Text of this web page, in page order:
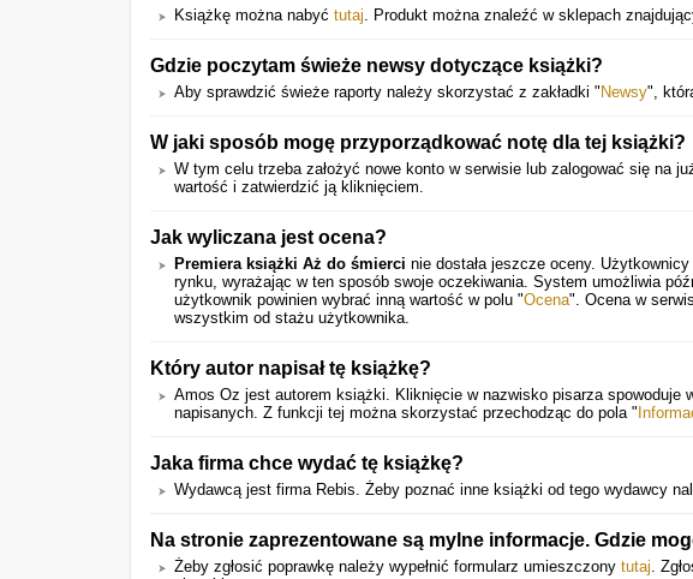
Książkę można nabyć tutaj. Produkt można znaleźć w sklepach
Gdzie poczytam świeże newsy dotyczące książki?
Aby sprawdzić świeże raporty należy skorzystać z zakładki " Newsy",
W jaki sposób mogę przyporządkować notę dla tej książki?
W tym celu trzeba założyć nowe konto w serwisie lub zalogować się na
wartość i zatwierdzić ją kliknięciem.
Jak wyliczana jest ocena?
Premiera książki Aż do śmierci nie dostała jeszcze oceny.
rynku, wyrażając w ten sposób swoje oczekiwania. System umożliwia
użytkownik powinien wybrać inną wartość w polu "Ocena". Ocena w
wszystkim od stażu użytkownika.
Który autor napisał tę książkę?
Amos Oz jest autorem książki. Kliknięcie w nazwisko pisarza spowoduje
napisanych. Z funkcji tej można skorzystać przechodząc do pola "
Jaka firma chce wydać tę książkę?
Wydawcą jest firma Rebis. Żeby poznać inne książki od tego wydawcy
Na stronie zaprezentowane są mylne informacje. Gdzie
Żeby zgłosić poprawkę należy wypełnić formularz umieszczony tutaj.